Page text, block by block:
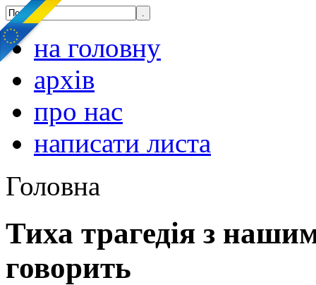
на головну
архів
про нас
написати листа
Головна
Тиха трагедія з
говорить